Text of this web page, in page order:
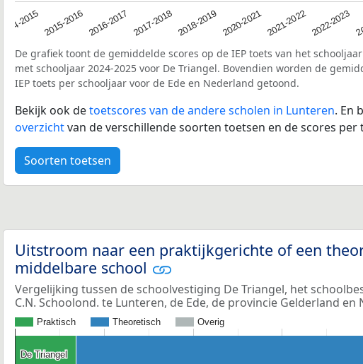
2015 2015-2016 2016-2017 2017-2018 2018-2019 2020-20212021-20222022-2023
De grafiek toont de gemiddelde scores op de IEP toets van het
met schooljaar 2024-2025 voor De Triangel. Bovendien worden de
IEP toets per schooljaar voor de Ede en Nederland getoond.
Bekijk ook detoetscores van de andere scholen in Lunteren. En
overzichtvan de verschillende soorten toetsen en de scores per
Soorten toetsen
Uitstroom naar een praktijkgerichte of een
middelbare school
Vergelijking tussen de schoolvestiging De Triangel, het
C.N. Schoolond. te Lunteren, de Ede, de provincie Gelderland en
Praktisch Theoretisch Overig
De Triangel
De Triangel